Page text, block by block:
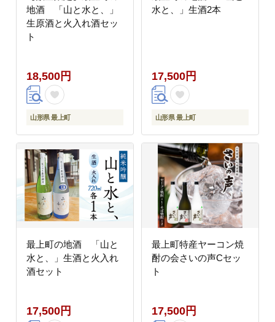
地酒 「山と水と、」
生原酒と火入れ酒セッ
ト
18,500円
山形県 最上町
水と、」生酒2本
17,500円
山形県 最上町
最上町の地酒 「山と
水と、」生酒と火入れ
酒セット
17,500円
最上町特産ヤーコン焼
酎の会さいの声Cセッ
ト
17,500円